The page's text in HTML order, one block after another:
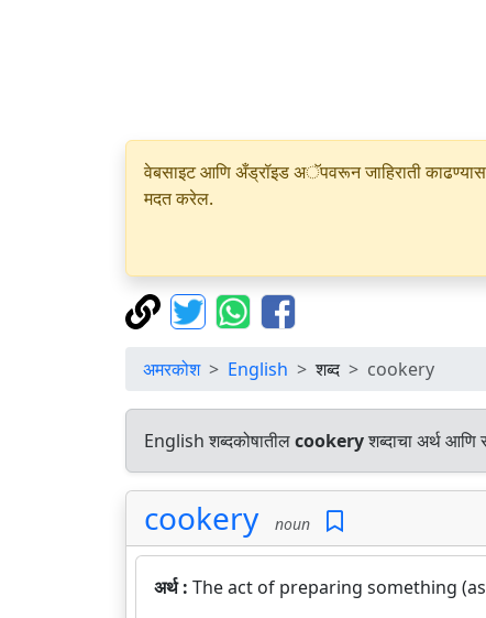
वेबसाइट आणि अँड्रॉइड अॅपवरून जाहिराती
मदत करेल.
अमरकोश English शब्द cookery
English शब्दकोषातीलcookeryशब्दाचा अर्थ आणि
cookery noun
अर्थ : The act of preparing something